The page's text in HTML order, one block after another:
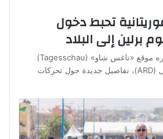
تحبط دخول
إلى البلاد
كشف تحقيق استقصائي نشره موقع «تاغس شاو» (Tagesschau)
التابع للتلفزيون الألماني الأول (ARD)، تفاصيل جديدة حول تحركات